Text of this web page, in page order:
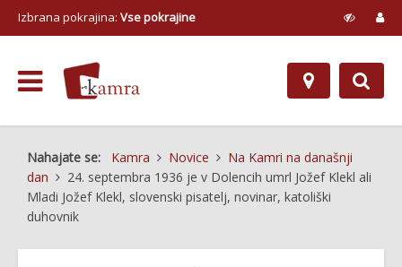
Izbrana pokrajina: Vse pokrajine
Nahajate se: Kamra Novice
Na Kamri na današnji
dan
24. septembra 1936 je v Dolencih umrl Jožef Klekl ali
Mladi Jožef Klekl, slovenski pisatelj, novinar, katoliški
duhovnik